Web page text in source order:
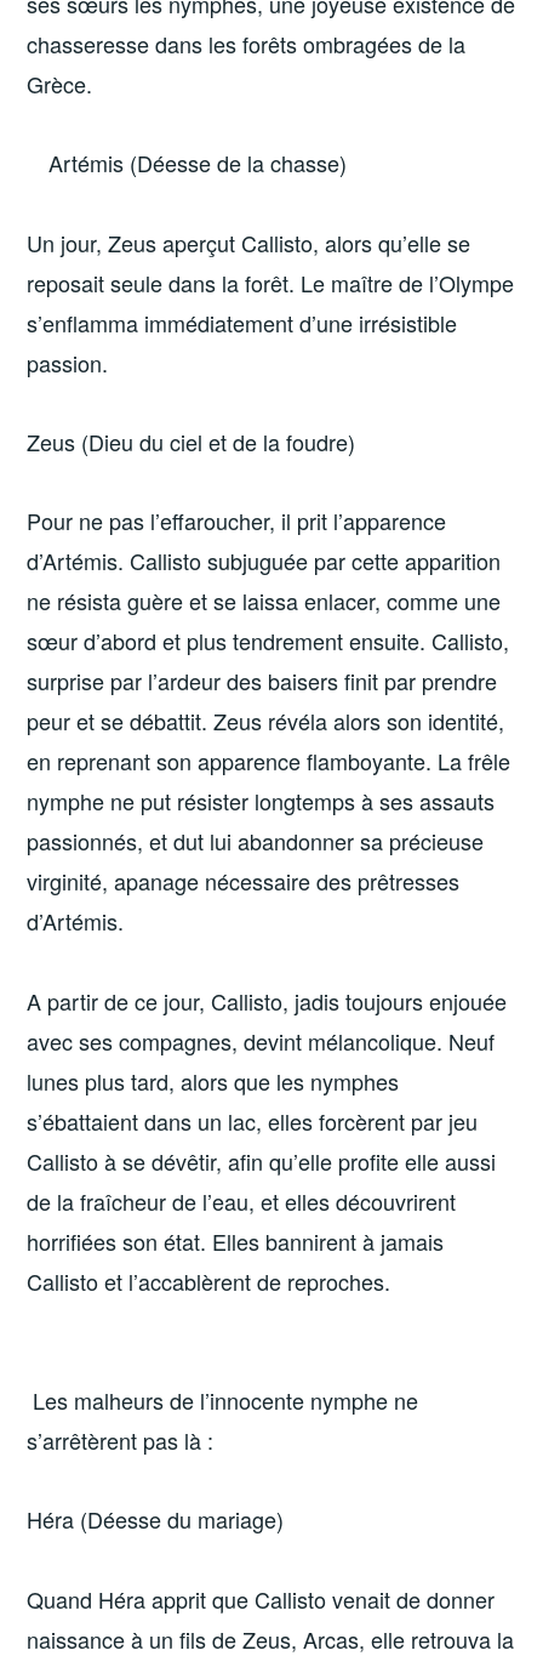
chasseresse dans les forêts ombragées de la
Grèce.
Artémis (Déesse de la chasse)
Un jour, Zeus aperçut Callisto, alors qu’elle se
reposait seule dans la forêt. Le maître de l’Olympe
s’enflamma immédiatement d’une irrésistible
passion.
Zeus (Dieu du ciel et de la foudre)
Pour ne pas l’effaroucher, il prit l’apparence
d’Artémis. Callisto subjuguée par cette apparition
ne résista guère et se laissa enlacer, comme une
sœur d’abord et plus tendrement ensuite. Callisto,
surprise par l’ardeur des baisers finit par prendre
peur et se débattit. Zeus révéla alors son identité,
en reprenant son apparence flamboyante. La frêle
nymphe ne put résister longtemps à ses assauts
passionnés, et dut lui abandonner sa précieuse
virginité, apanage nécessaire des prêtresses
d’Artémis.
A partir de ce jour, Callisto, jadis toujours enjouée
avec ses compagnes, devint mélancolique. Neuf
lunes plus tard, alors que les nymphes
s’ébattaient dans un lac, elles forcèrent par jeu
Callisto à se dévêtir, afin qu’elle profite elle aussi
de la fraîcheur de l’eau, et elles découvrirent
horrifiées son état. Elles bannirent à jamais
Callisto et l’accablèrent de reproches.
Les malheurs de l’innocente nymphe ne
s’arrêtèrent pas là :
Héra (Déesse du mariage)
Quand Héra apprit que Callisto venait de donner
naissance à un fils de Zeus, Arcas, elle retrouva la